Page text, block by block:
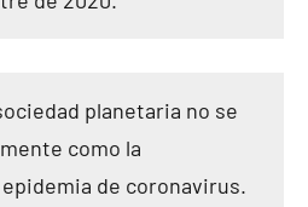
planetaria no se
como la
de coronavirus.